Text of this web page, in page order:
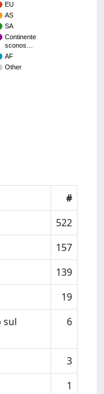
EU
AS
SA
Continente
sconos…
AF
Other
#
522
157
139
19
sul
6
3
1